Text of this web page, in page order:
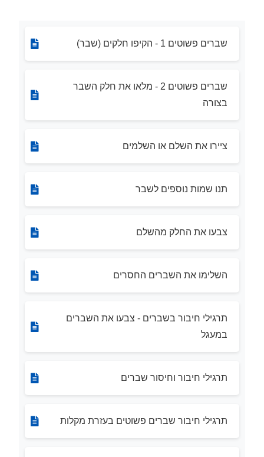
שברים פשוטים 1 - הקיפו חלקים (שבר)
שברים פשוטים 2 - מלאו את חלק השבר
בצורה
ציירו את השלם או השלמים
תנו שמות נוספים לשבר
צבעו את החלק מהשלם
השלימו את השברים החסרים
תרגילי חיבור בשברים - צבעו את השברים
במעגל
תרגילי חיבור וחיסור שברים
תרגילי חיבור שברים פשוטים בעזרת מקלות